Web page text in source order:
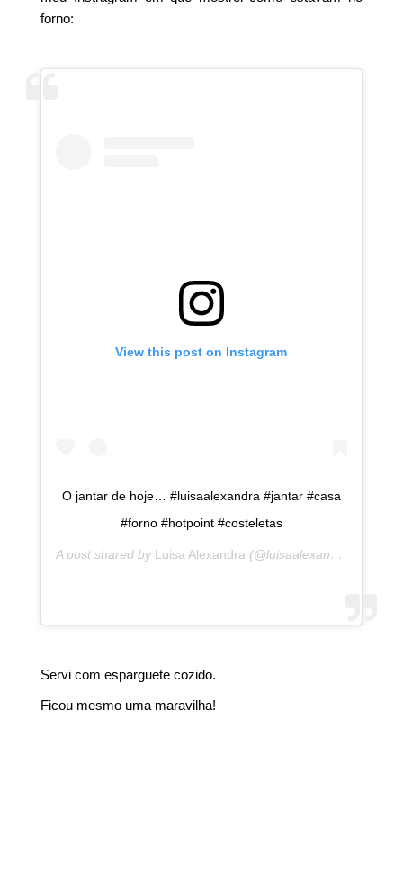
forno:
View this post on Instagram
O jantar de hoje… #luisaalexandra #jantar #casa
#forno #hotpoint #costeletas
A post shared by Luisa Alexandra (@luisaalexandra) on
Servi com esparguete cozido.
Ficou mesmo uma maravilha!